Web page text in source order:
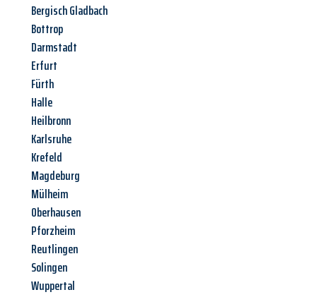
Bergisch Gladbach
Bottrop
Darmstadt
Erfurt
Fürth
Halle
Heilbronn
Karlsruhe
Krefeld
Magdeburg
Mülheim
Oberhausen
Pforzheim
Reutlingen
Solingen
Wuppertal